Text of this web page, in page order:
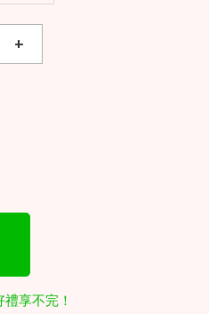
+
禮享不完！